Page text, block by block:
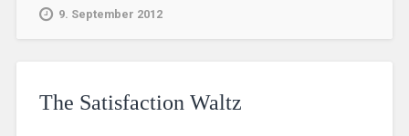
9. September 2012
The Satisfaction Waltz